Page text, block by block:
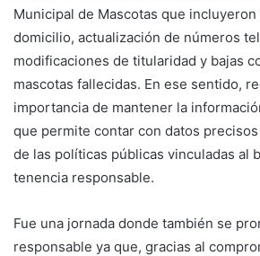
Municipal de Mascotas que incluyeron
domicilio, actualización de números
modificaciones de titularidad y bajas
mascotas fallecidas. En ese sentido,
importancia de mantener la
que permite contar con datos
de las políticas públicas vinculadas al
tenencia responsable.
Fue una jornada donde también se
responsable ya que, gracias al